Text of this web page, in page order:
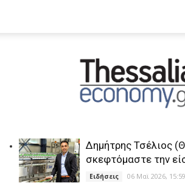
Δημήτρης Τσέλιος
σκεφτόμαστε την
Ειδήσεις 06 Μαϊ 2026, 15:59